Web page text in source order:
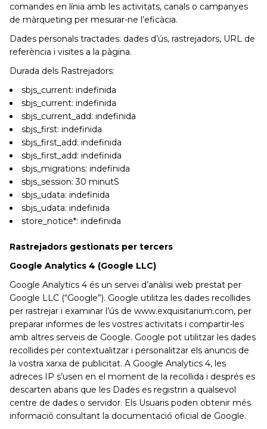
comandes en línia amb les activitats, canals o campanyes
de màrqueting per mesurar-ne l’eficàcia.
Dades personals tractades: dades d’ús, rastrejadors, URL de
referència i visites a la pàgina.
Durada dels Rastrejadors:
sbjs_current: indefinida
sbjs_current: indefinida
sbjs_current_add: indefinida
sbjs_first: indefinida
sbjs_first_add: indefinida
sbjs_first_add: indefinida
sbjs_migrations: indefinida
sbjs_session: 30 minutS
sbjs_udata: indefinida
sbjs_udata: indefinida
store_notice*: indefinida
Rastrejadors gestionats per tercers
Google Analytics 4 (Google LLC)
Google Analytics 4 és un servei d’anàlisi web prestat per
Google LLC (“Google”). Google utilitza les dades recollides
per rastrejar i examinar l’ús de www.exquisitarium.com, per
preparar informes de les vostres activitats i compartir-les
amb altres serveis de Google. Google pot utilitzar les dades
recollides per contextualitzar i personalitzar els anuncis de
la vostra xarxa de publicitat. A Google Analytics 4, les
adreces IP s’usen en el moment de la recollida i després es
descarten abans que les Dades es registrin a qualsevol
centre de dades o servidor. Els Usuaris poden obtenir més
informació consultant la documentació oficial de Google.